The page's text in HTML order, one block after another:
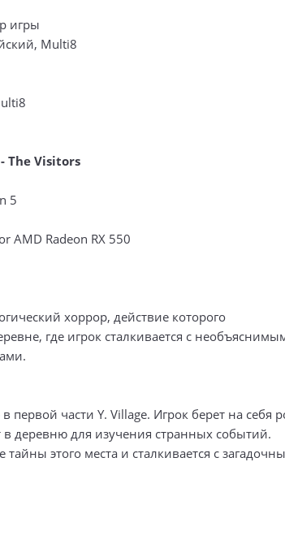
игры
Multi8
The Visitors
5
AMD Radeon RX 550
хоррор, действие которого
где игрок сталкивается с
первой части Y. Village. Игрок берет на себя
деревню для изучения странных событий.
этого места и сталкивается с